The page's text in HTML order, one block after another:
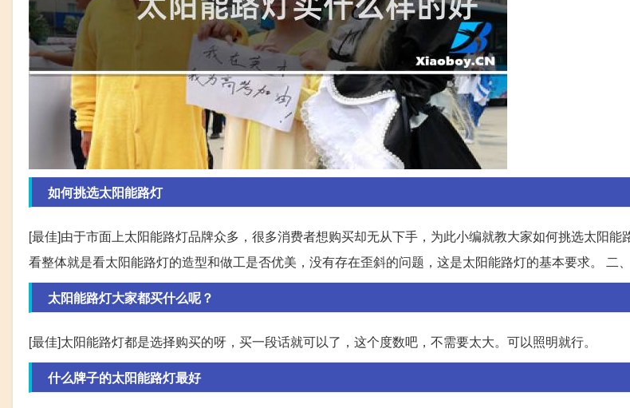
如何挑选太阳能路灯
[最佳]由于市面上太阳能路灯品牌众多，很多消费者想购买却无从下手，为此小编就教大家如何挑选太阳能
看整体就是看太阳能路灯的造型和做工是否优美，没有存在歪斜的问题，这是太阳能路灯的基本要求。 二
太阳能路灯大家都买什么呢？
[最佳]太阳能路灯都是选择购买的呀，买一段话就可以了，这个度数吧，不需要太大。可以照明就行。
什么牌子的太阳能路灯最好